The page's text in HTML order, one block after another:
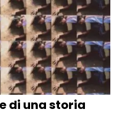
di una storia